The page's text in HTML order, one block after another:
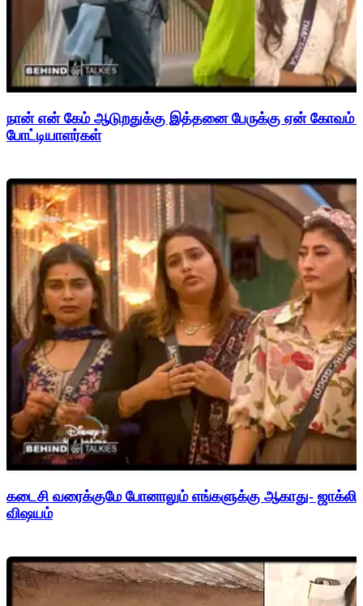
நான் என் கேம் ஆடுறதுக்கு இத்தனை பேருக்கு ஏன் கோவம் -
போட்டியாளர்கள்
கடைசி வரைக்குமே போனாலும் எங்களுக்கு ஆகாது-
விஷயம்